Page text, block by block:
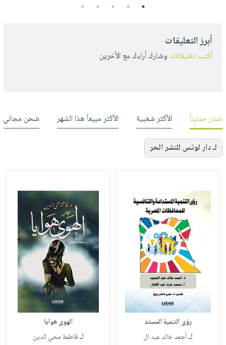
1
2
3
4
5
أبرز التعليقات
أكتب تعليقاتك وشارك أراءك مع الأخرين
صدر حديثاً الأكثر شعبية الأكثر مبيعاً هذا الشهر شحن مجاني
لـ دار لوتس للنشر الحر
رؤى التنمية المستد
لـأحمد خالد عبد ال
الهوى هوايا
لـفاطمة محي الدين